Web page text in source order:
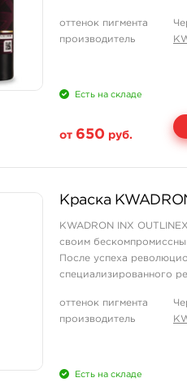
Подх ...
оттенок пигмента
производитель
Есть на складе
от 650 руб.
Краска
KWADRON INX
своим
После успеха
специализированного
оттенок пигмента
производитель
Есть на складе